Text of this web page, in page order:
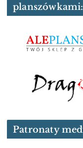
planszówkami:
Patronaty